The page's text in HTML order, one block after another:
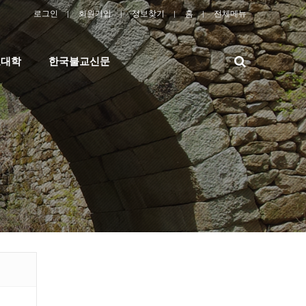
로그인 회원가입 정보찾기 홈 전체메뉴
학 한국불교신문
검
색